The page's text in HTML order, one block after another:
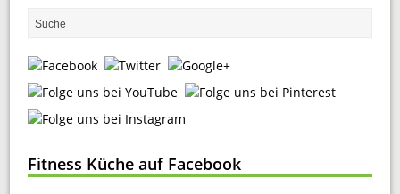
Fitness Küche auf Facebook